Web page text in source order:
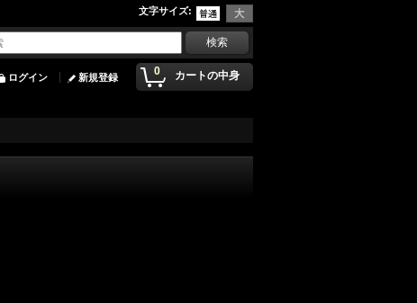
文字サイズ:
0 カートの中身
ログイン 新規登録